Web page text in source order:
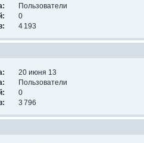
Пользователи
0
4 193
20 июня 13
Пользователи
0
3 796